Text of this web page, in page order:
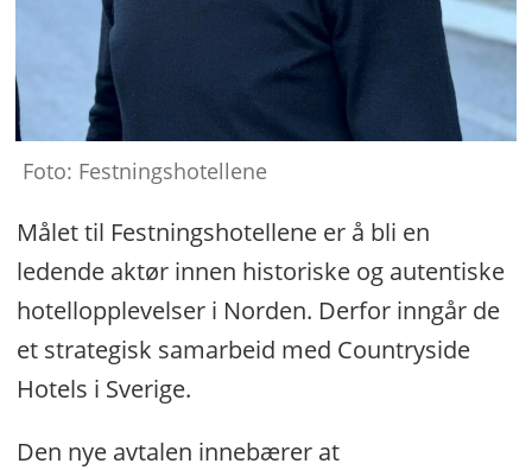
Foto: Festningshotellene
Målet til Festningshotellene er å bli en
ledende aktør innen historiske og autentiske
hotellopplevelser i Norden. Derfor inngår de
et strategisk samarbeid med Countryside
Hotels i Sverige.
Den nye avtalen innebærer at